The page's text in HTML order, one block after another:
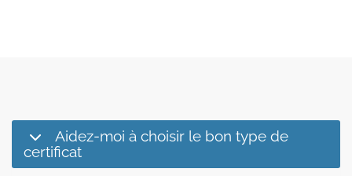
Aidez-moi à choisir le bon type de
certificat